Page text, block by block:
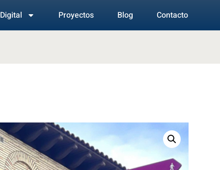
Proyectos Blog Contacto